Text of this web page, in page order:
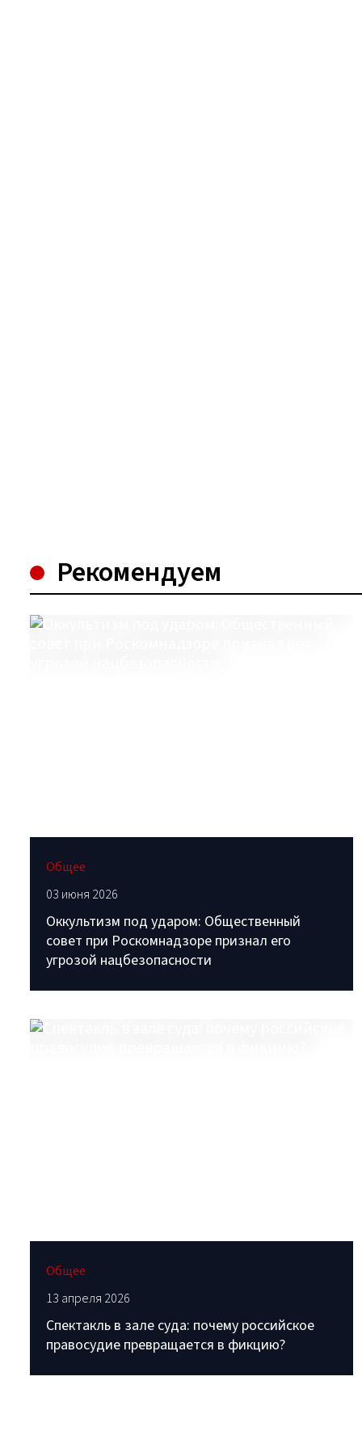
Рекомендуем
Общее
03 июня 2026
Оккультизм под ударом: Общественный
совет при Роскомнадзоре признал его
угрозой нацбезопасности
Общее
13 апреля 2026
Спектакль в зале суда: почему российское
правосудие превращается в фикцию?